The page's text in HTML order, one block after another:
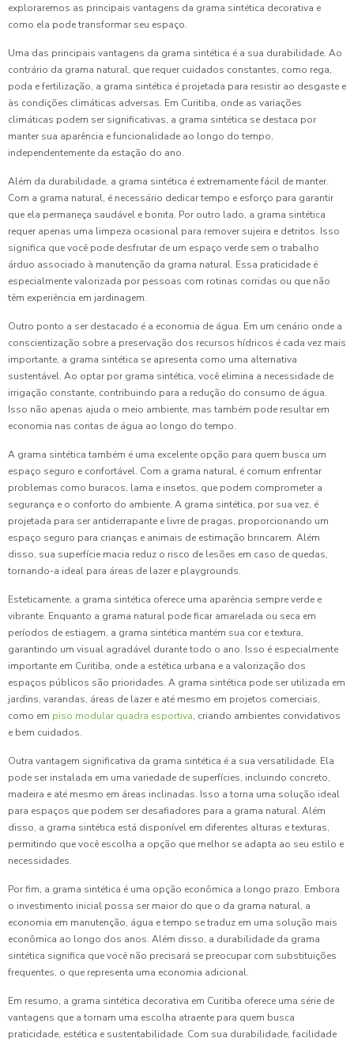
exploraremos as principais vantagens da grama sintética decorativa e
como ela pode transformar seu espaço.
Uma das principais vantagens da grama sintética é a sua durabilidade. Ao
contrário da grama natural, que requer cuidados constantes, como rega,
poda e fertilização, a grama sintética é projetada para resistir ao desgaste e
às condições climáticas adversas. Em Curitiba, onde as variações
climáticas podem ser significativas, a grama sintética se destaca por
manter sua aparência e funcionalidade ao longo do tempo,
independentemente da estação do ano.
Além da durabilidade, a grama sintética é extremamente fácil de manter.
Com a grama natural, é necessário dedicar tempo e esforço para garantir
que ela permaneça saudável e bonita. Por outro lado, a grama sintética
requer apenas uma limpeza ocasional para remover sujeira e detritos. Isso
significa que você pode desfrutar de um espaço verde sem o trabalho
árduo associado à manutenção da grama natural. Essa praticidade é
especialmente valorizada por pessoas com rotinas corridas ou que não
têm experiência em jardinagem.
Outro ponto a ser destacado é a economia de água. Em um cenário onde a
conscientização sobre a preservação dos recursos hídricos é cada vez mais
importante, a grama sintética se apresenta como uma alternativa
sustentável. Ao optar por grama sintética, você elimina a necessidade de
irrigação constante, contribuindo para a redução do consumo de água.
Isso não apenas ajuda o meio ambiente, mas também pode resultar em
economia nas contas de água ao longo do tempo.
A grama sintética também é uma excelente opção para quem busca um
espaço seguro e confortável. Com a grama natural, é comum enfrentar
problemas como buracos, lama e insetos, que podem comprometer a
segurança e o conforto do ambiente. A grama sintética, por sua vez, é
projetada para ser antiderrapante e livre de pragas, proporcionando um
espaço seguro para crianças e animais de estimação brincarem. Além
disso, sua superfície macia reduz o risco de lesões em caso de quedas,
tornando-a ideal para áreas de lazer e playgrounds.
Esteticamente, a grama sintética oferece uma aparência sempre verde e
vibrante. Enquanto a grama natural pode ficar amarelada ou seca em
períodos de estiagem, a grama sintética mantém sua cor e textura,
garantindo um visual agradável durante todo o ano. Isso é especialmente
importante em Curitiba, onde a estética urbana e a valorização dos
espaços públicos são prioridades. A grama sintética pode ser utilizada em
jardins, varandas, áreas de lazer e até mesmo em projetos comerciais,
como em piso modular quadra esportiva, criando ambientes convidativos
e bem cuidados.
Outra vantagem significativa da grama sintética é a sua versatilidade. Ela
pode ser instalada em uma variedade de superfícies, incluindo concreto,
madeira e até mesmo em áreas inclinadas. Isso a torna uma solução ideal
para espaços que podem ser desafiadores para a grama natural. Além
disso, a grama sintética está disponível em diferentes alturas e texturas,
permitindo que você escolha a opção que melhor se adapta ao seu estilo e
necessidades.
Por fim, a grama sintética é uma opção econômica a longo prazo. Embora
o investimento inicial possa ser maior do que o da grama natural, a
economia em manutenção, água e tempo se traduz em uma solução mais
econômica ao longo dos anos. Além disso, a durabilidade da grama
sintética significa que você não precisará se preocupar com substituições
frequentes, o que representa uma economia adicional.
Em resumo, a grama sintética decorativa em Curitiba oferece uma série de
vantagens que a tornam uma escolha atraente para quem busca
praticidade, estética e sustentabilidade. Com sua durabilidade, facilidade